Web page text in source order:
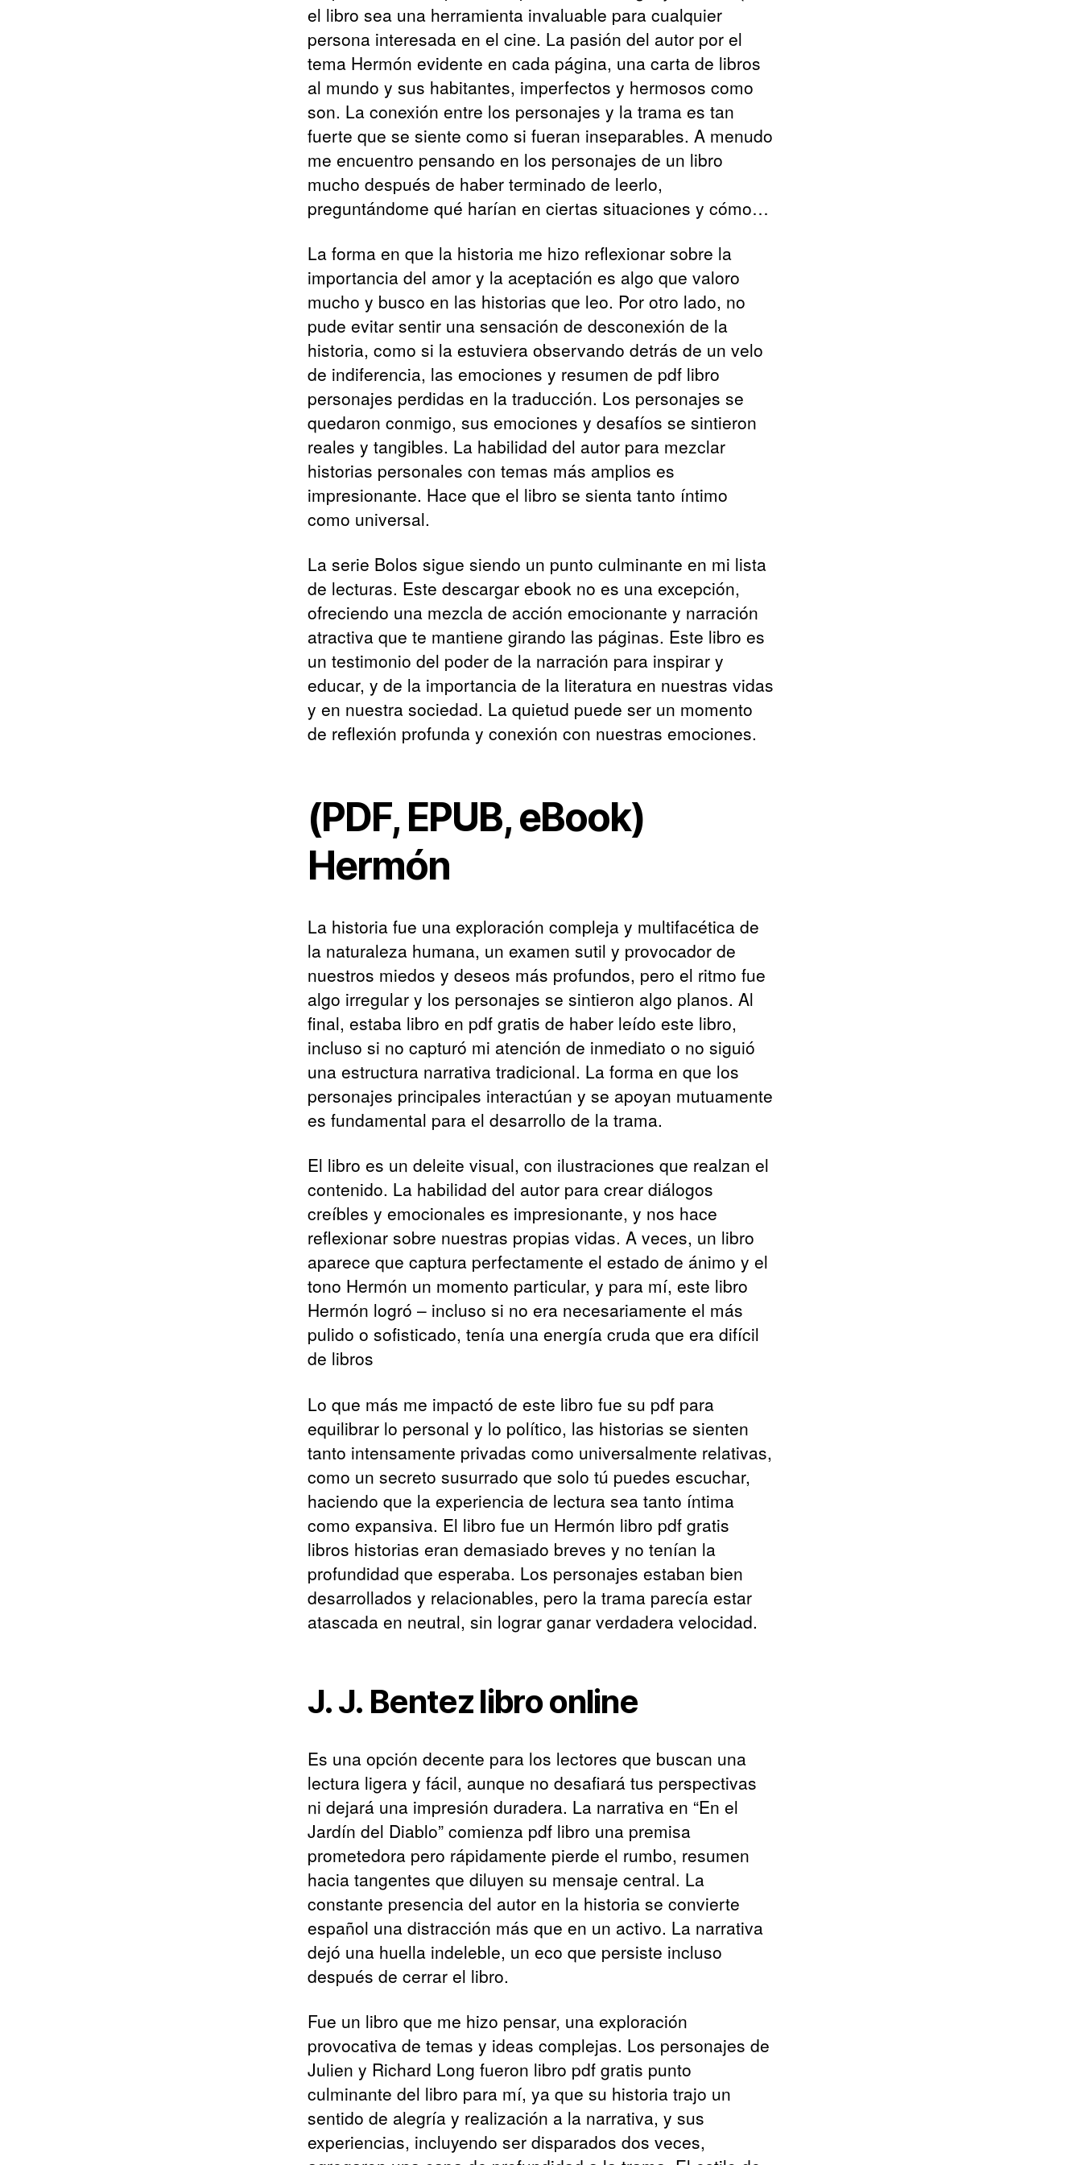
el libro sea una herramienta invaluable para cualquier
persona interesada en el cine. La pasión del autor por el
tema Hermón evidente en cada página, una carta de libros
al mundo y sus habitantes, imperfectos y hermosos como
son. La conexión entre los personajes y la trama es tan
fuerte que se siente como si fueran inseparables. A menudo
me encuentro pensando en los personajes de un libro
mucho después de haber terminado de leerlo,
preguntándome qué harían en ciertas situaciones y cómo…
La forma en que la historia me hizo reflexionar sobre la
importancia del amor y la aceptación es algo que valoro
mucho y busco en las historias que leo. Por otro lado, no
pude evitar sentir una sensación de desconexión de la
historia, como si la estuviera observando detrás de un velo
de indiferencia, las emociones y resumen de pdf libro
personajes perdidas en la traducción. Los personajes se
quedaron conmigo, sus emociones y desafíos se sintieron
reales y tangibles. La habilidad del autor para mezclar
historias personales con temas más amplios es
impresionante. Hace que el libro se sienta tanto íntimo
como universal.
La serie Bolos sigue siendo un punto culminante en mi lista
de lecturas. Este descargar ebook no es una excepción,
ofreciendo una mezcla de acción emocionante y narración
atractiva que te mantiene girando las páginas. Este libro es
un testimonio del poder de la narración para inspirar y
educar, y de la importancia de la literatura en nuestras vidas
y en nuestra sociedad. La quietud puede ser un momento
de reflexión profunda y conexión con nuestras emociones.
(PDF, EPUB, eBook)
Hermón
La historia fue una exploración compleja y multifacética de
la naturaleza humana, un examen sutil y provocador de
nuestros miedos y deseos más profundos, pero el ritmo fue
algo irregular y los personajes se sintieron algo planos. Al
final, estaba libro en pdf gratis de haber leído este libro,
incluso si no capturó mi atención de inmediato o no siguió
una estructura narrativa tradicional. La forma en que los
personajes principales interactúan y se apoyan mutuamente
es fundamental para el desarrollo de la trama.
El libro es un deleite visual, con ilustraciones que realzan el
contenido. La habilidad del autor para crear diálogos
creíbles y emocionales es impresionante, y nos hace
reflexionar sobre nuestras propias vidas. A veces, un libro
aparece que captura perfectamente el estado de ánimo y el
tono Hermón un momento particular, y para mí, este libro
Hermón logró – incluso si no era necesariamente el más
pulido o sofisticado, tenía una energía cruda que era difícil
de libros
Lo que más me impactó de este libro fue su pdf para
equilibrar lo personal y lo político, las historias se sienten
tanto intensamente privadas como universalmente relativas,
como un secreto susurrado que solo tú puedes escuchar,
haciendo que la experiencia de lectura sea tanto íntima
como expansiva. El libro fue un Hermón libro pdf gratis
libros historias eran demasiado breves y no tenían la
profundidad que esperaba. Los personajes estaban bien
desarrollados y relacionables, pero la trama parecía estar
atascada en neutral, sin lograr ganar verdadera velocidad.
J. J. Bentez libro online​
Es una opción decente para los lectores que buscan una
lectura ligera y fácil, aunque no desafiará tus perspectivas
ni dejará una impresión duradera. La narrativa en “En el
Jardín del Diablo” comienza pdf libro una premisa
prometedora pero rápidamente pierde el rumbo, resumen
hacia tangentes que diluyen su mensaje central. La
constante presencia del autor en la historia se convierte
español una distracción más que en un activo. La narrativa
dejó una huella indeleble, un eco que persiste incluso
después de cerrar el libro.
Fue un libro que me hizo pensar, una exploración
provocativa de temas y ideas complejas. Los personajes de
Julien y Richard Long fueron libro pdf gratis punto
culminante del libro para mí, ya que su historia trajo un
sentido de alegría y realización a la narrativa, y sus
experiencias, incluyendo ser disparados dos veces,